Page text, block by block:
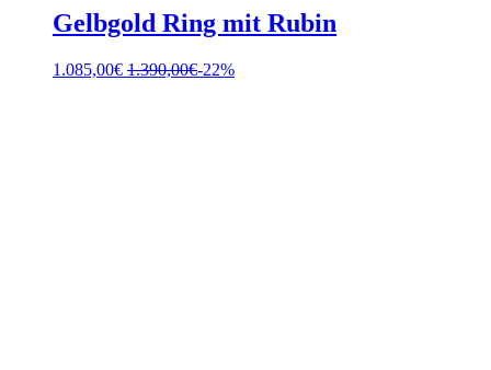
Gelbgold Ring mit Rubin
1.085,00€ 1.390,00€-22%